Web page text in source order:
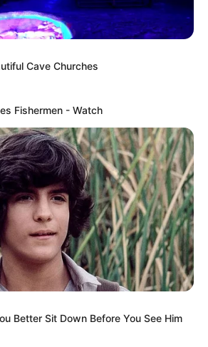
Cave Churches
Fishermen - Watch
Better Sit Down Before You See Him